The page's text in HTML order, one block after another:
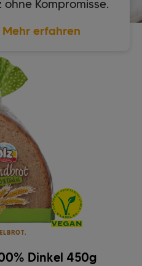
Dinkel 450g
ohne Kompromisse.
Mehr erfahren